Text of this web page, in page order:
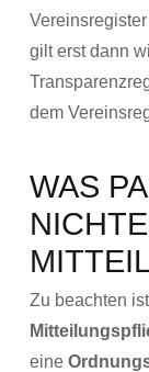
gilt erst dann
dem
WAS
Zu beachten
eine